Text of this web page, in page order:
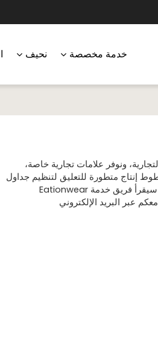
خدمة مخصصة نحيف
ونوفر علامات تجارية خاصة،
إنتاج متطورة للتعليق لتنظيم جداول
الإنتاج بدقة، بل نمتلك أيضًا تقنية ربط الملابس المتكاملة. سيقرأ فريق خدمة Eationwear
عبر البريد الإلكتروني